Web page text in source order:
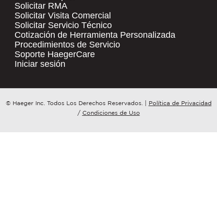
COMPANY NAME*
COUNTRY
REGARDING?*
.
QUICK LINKS
Products
Resources
Contact Us
Tooling Wizard
Solicitar RMA
Solicitar Visita Comercial
Solicitar Servicio Técnico
Cotización de Herramienta Personalizada
Procedimientos de Servicio
Soporte HaegerCare
Iniciar sesión
© Haeger Inc. Todos Los Derechos Reservados.
Política de Privacidad
/ Condiciones de Uso